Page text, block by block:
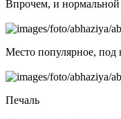
Впрочем, и нормальной
Место популярное, под
Печаль